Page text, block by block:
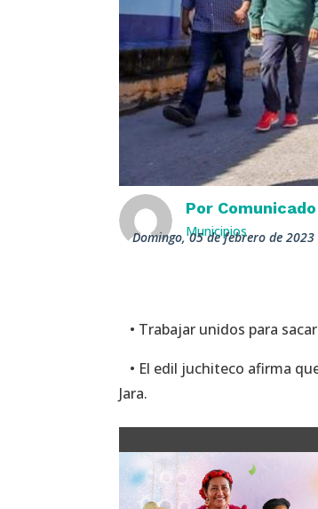
Por Comunicado
Municipios
domingo, 05 de febrero de 2023
• Trabajar unidos para
• El edil juchiteco afirma
Jara.